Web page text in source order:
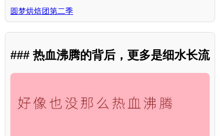
圆梦烘焙团第二季
### 热血沸腾的背后，更多是细水长流